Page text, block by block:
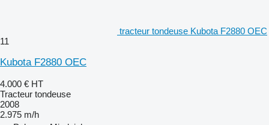
tracteur tondeuse Kubota F2880 OEC
11
Kubota F2880 OEC
4.000 € HT
Tracteur tondeuse
2008
2.975 m/h